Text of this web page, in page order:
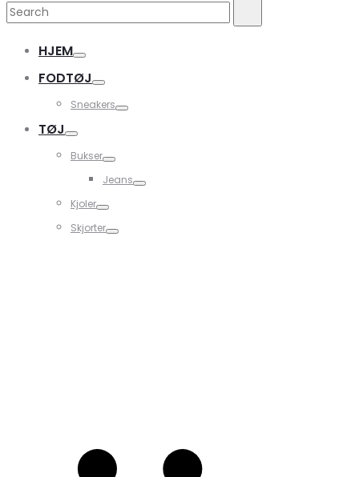
Search
HJEM
FODTØJ
Sneakers
TØJ
Bukser
Jeans
Kjoler
Skjorter